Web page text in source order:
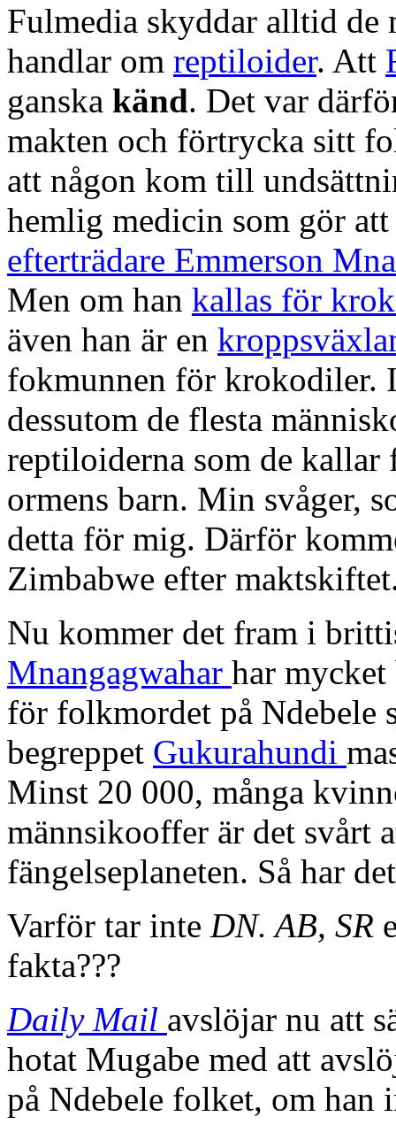
Fulmedia skyddar alltid de
handlar om reptiloider. Att
ganska känd. Det var
makten och förtrycka sitt
att någon kom till
hemlig medicin som gör att
efterträdare Emmerson
Men om han kallas för
även han är en
fokmunnen för krokodiler.
dessutom de flesta
reptiloiderna som de
ormens barn. Min svåger,
detta för mig. Därför
Zimbabwe efter
Nu kommer det fram i
Mnangagwahar har mycket
för folkmordet på Ndebele
begreppet Gukurahundi
Minst 20 000, många
männsikooffer är det svårt
fängelseplaneten. Så har
Varför tar inte DN. AB, SR
fakta???
Daily Mail avslöjar nu att
hotat Mugabe med att
på Ndebele folket, om han